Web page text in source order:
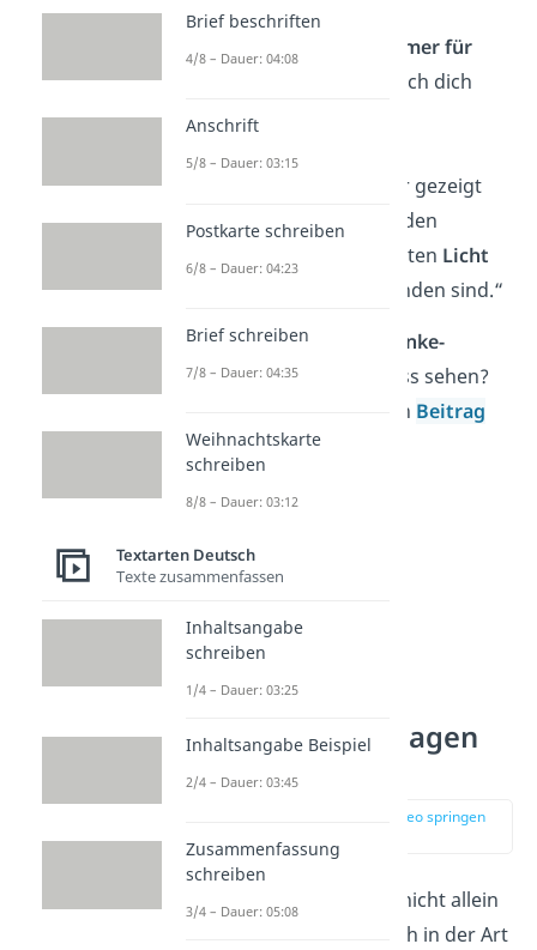
immer für
da bist, wenn ich dich
brauche!“
„Danke, dass du mir gezeigt
hast, dass selbst in den
schwersten Momenten Licht
zu finden sind.“
Du willst noch mehr
Danke-
Sprüchefür jeden Anlass sehen?
Dann schau dir unseren Beitrag
dazu an!
Richtig Danke sagen
— Tipps
zur Stelle im Video springen
Dankbarkeit zeigt sich nicht allein
in Worten, sondern auch in der Art
Brief beschriften
4/8 – Dauer: 04:08
Anschrift
5/8 – Dauer: 03:15
Postkarte schreiben
6/8 – Dauer: 04:23
Brief schreiben
7/8 – Dauer: 04:35
Weihnachtskarte
schreiben
8/8 – Dauer: 03:12
Textarten Deutsch
Texte zusammenfassen
Inhaltsangabe
schreiben
1/4 – Dauer: 03:25
Inhaltsangabe Beispiel
2/4 – Dauer: 03:45
Zusammenfassung
schreiben
3/4 – Dauer: 05:08